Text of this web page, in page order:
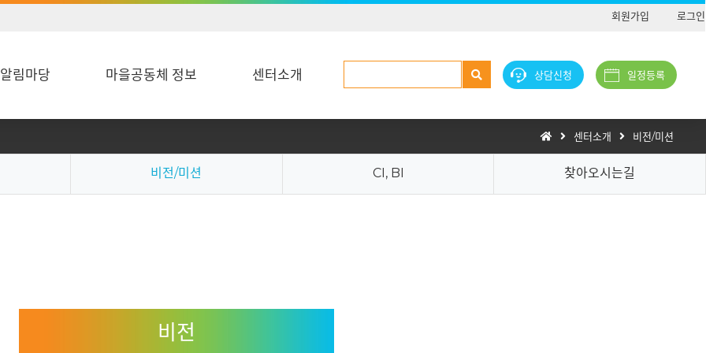
로그인
회원가입
알림마당 마을공동체 정보 센터소개 상담신청 일정등록
센터소개 비전/미션
비전/미션 CI, BI 찾아오시는길
비전